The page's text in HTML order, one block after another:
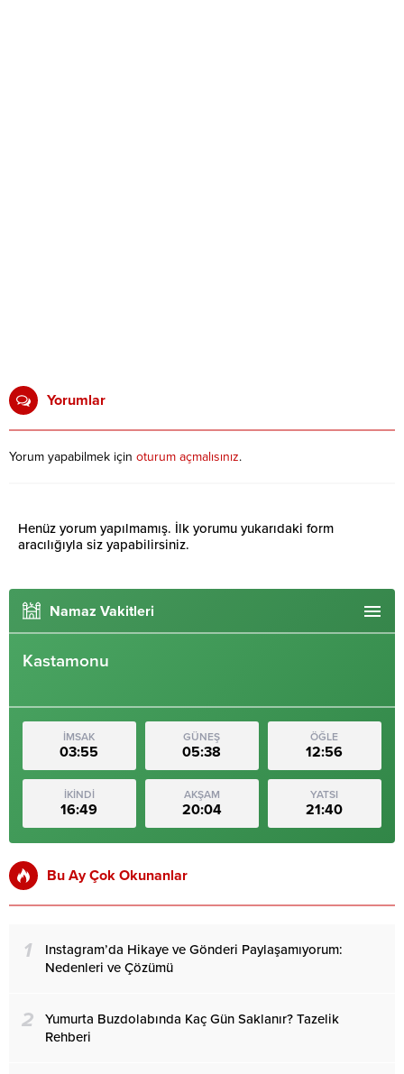
Yorumlar
Yorum yapabilmek için oturum açmalısınız.
Henüz yorum yapılmamış. İlk yorumu yukarıdaki form
aracılığıyla siz yapabilirsiniz.
Namaz Vakitleri
Kastamonu
İMSAK
03:55
GÜNEŞ
05:38
ÖĞLE
12:56
İKİNDİ
16:49
AKŞAM
20:04
YATSI
21:40
Bu Ay Çok Okunanlar
1
Instagram’da Hikaye ve Gönderi Paylaşamıyorum:
Nedenleri ve Çözümü
2
Yumurta Buzdolabında Kaç Gün Saklanır? Tazelik
Rehberi